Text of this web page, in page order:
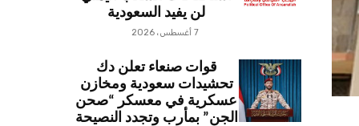
لن يفيد السعودية
7 أغسطس، 2026
قوات صنعاء تعلن دك
تحشيدات سعودية ومخازن
عسكرية في معسكر “صحن
الجن” بمأرب وتجدد النصيحة